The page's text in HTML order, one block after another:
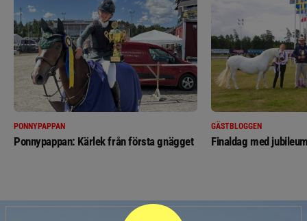
PONNYPAPPAN
Ponnypappan: Kärlek från första gnägget
GÄSTBLOGGEN
Finaldag med